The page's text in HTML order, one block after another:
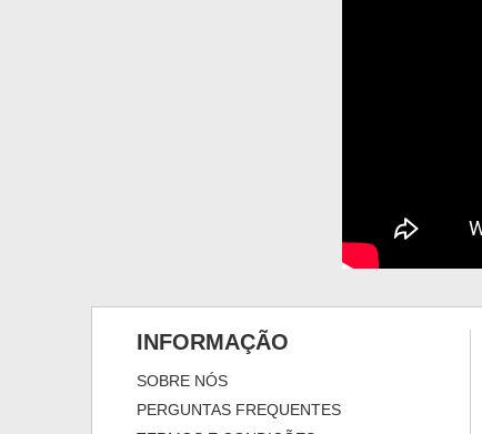
INFORMAÇÃO
SOBRE NÓS
PERGUNTAS FREQUENTES